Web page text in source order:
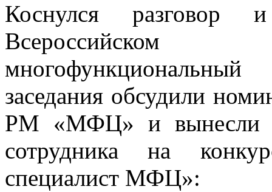
Коснулся разговор
заседания обсудили
РМ «МФЦ» и вынесли
сотрудника на
специалист МФЦ»: